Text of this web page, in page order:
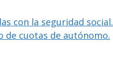
con la seguridad social.
de cuotas de autónomo.